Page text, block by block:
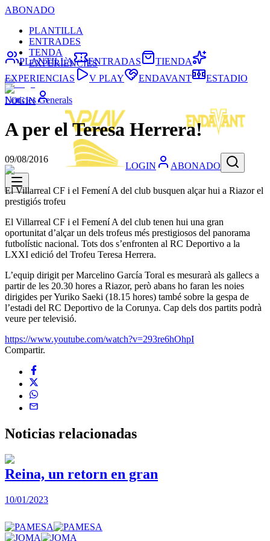
ABONADO
PLANTILLA
ENTRADES
TENDA
EXPERIÈNCIES
LOGIN
LOGIN ABONADO
PLANTILLA ENTRADAS
TIENDA
EXPERIENCIAS
V PLAY ENDAVANT ESTADIO
Noticies Generals
A per el Teresa Herrera!
09/08/2016
El Villarreal CF i el Femení A del club busquen alçar hui a Riazor el
prestigiós trofeu
El Villarreal CF i el Femení A del club tenen hui una gran
oportunitat d’alçar un dels trofeus més prestigiosos del panorama
futbolístic nacional. Tots dos s’enfronten al RC Deportivo a la
LXXI edició del Trofeu Teresa Herrera.
L’equip dirigit per Marcelino García Toral es mesurarà als gallecs a
partir de les 20.30 hores a Riazor, però abans ho faran les noies
dirigides per Yuriko Saeki (18.15 hores) també sobre la gespa de
l’estadi del RC Deportivo de la Corunya. Cap dels dos partits podrà
veure per televisió.
https://www.youtube.com/watch?v=293re6hOhpI
Compartir.
Noticias relacionadas
Reina, un retorn en gran
10/01/2023